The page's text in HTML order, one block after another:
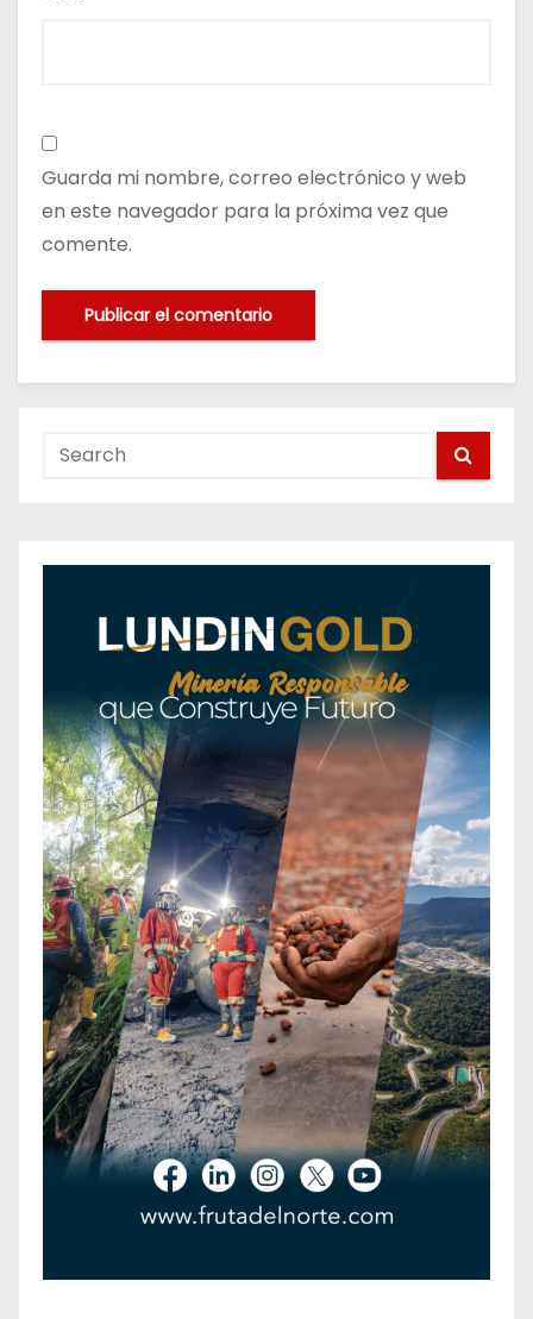
Guarda mi nombre, correo electrónico y web
en este navegador para la próxima vez que
comente.